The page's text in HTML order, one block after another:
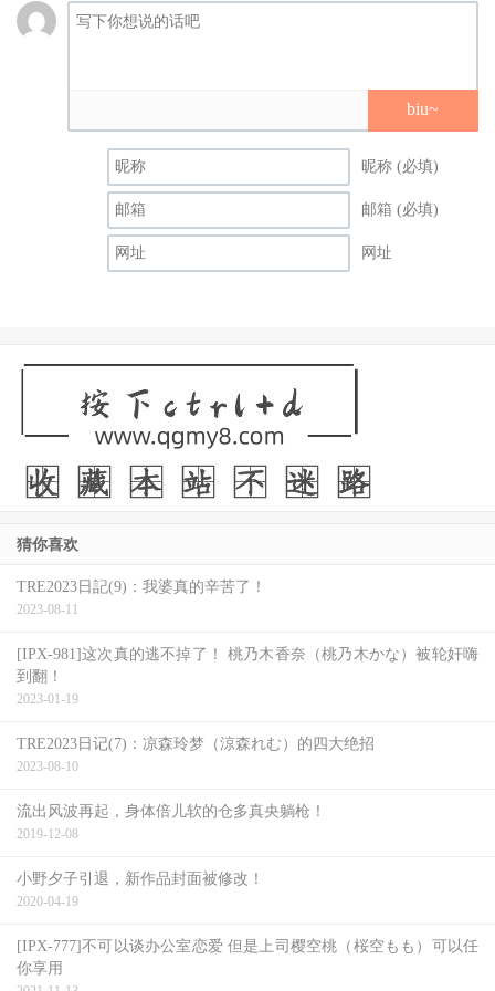
biu~
昵称 (必填)
邮箱 (必填)
网址
猜你喜欢
TRE2023日記(9)：我婆真的辛苦了！
2023-08-11
[IPX-981]这次真的逃不掉了！ 桃乃木香奈（桃乃木かな）被轮奸嗨
到翻！
2023-01-19
TRE2023日记(7)：凉森玲梦（涼森れむ）的四大绝招
2023-08-10
流出风波再起，身体倍儿软的仓多真央躺枪！
2019-12-08
小野夕子引退，新作品封面被修改！
2020-04-19
[IPX-777]不可以谈办公室恋爱 但是上司樱空桃（桜空もも）可以任
你享用